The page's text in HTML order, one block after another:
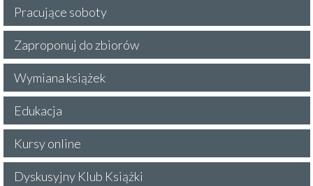
Pracujące soboty
Zaproponuj do zbiorów
Wymiana książek
Edukacja
Kursy online
Dyskusyjny Klub Książki